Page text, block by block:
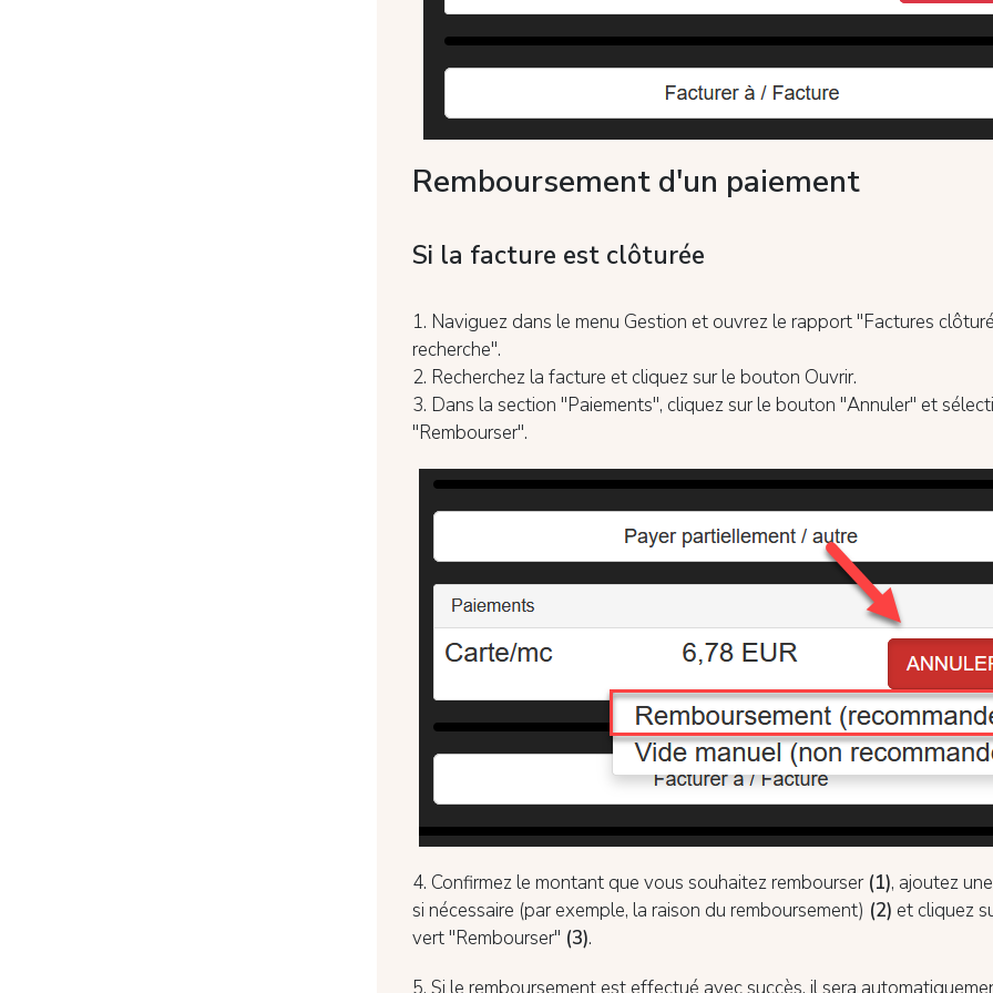
Remboursement d'un paiement
Si la facture est clôturée
1. Naviguez dans le menu Gestion et ouvrez le rapport "Factures
recherche".
2. Recherchez la facture et cliquez sur le bouton Ouvrir.
3. Dans la section "Paiements", cliquez sur le bouton "Annuler" et
"Rembourser".
4. Confirmez le montant que vous souhaitez rembourser (1), ajoutez
si nécessaire (par exemple, la raison du remboursement) (2) et cliquez
vert "Rembourser" (3).
5. Si le remboursement est effectué avec succès, il sera